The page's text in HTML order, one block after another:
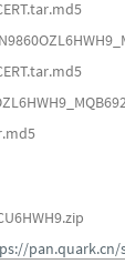
pan.quark.cn/